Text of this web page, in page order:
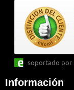
soportado por
Información